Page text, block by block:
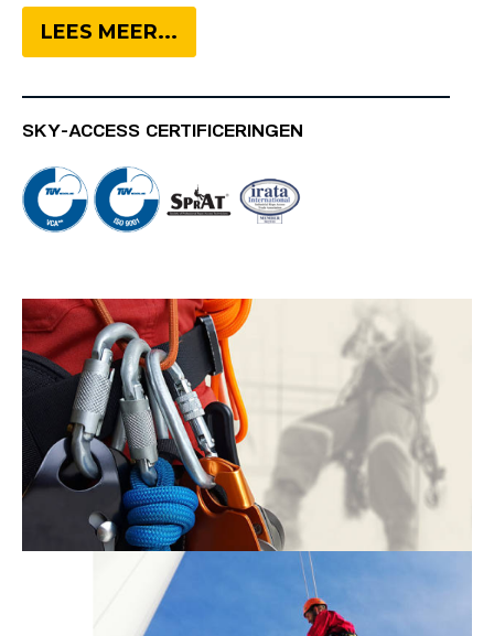
LEES MEER...
SKY-ACCESS CERTIFICERINGEN